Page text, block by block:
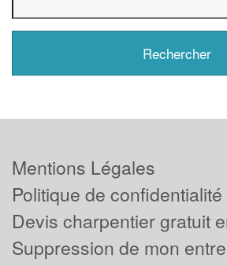
Mentions Légales
Politique de confidentialité
Devis charpentier gratuit
Suppression de mon